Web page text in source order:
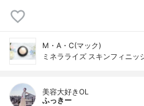
M・A・C(マック)
ミネラライズ スキンフィニッ
美容大好きOL
ふっきー